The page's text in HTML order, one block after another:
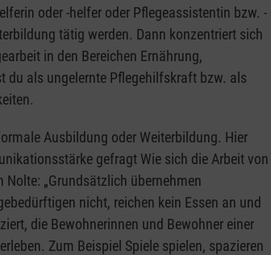
oder -helfer oder Pflegeassistentin bzw. -
tätig werden. Dann konzentriert sich
in den Bereichen Ernährung,
du als ungelernte Pflegehilfskraft bzw. als
Ausbildung oder Weiterbildung. Hier
gefragt Wie sich die Arbeit von
„Grundsätzlich übernehmen
nicht, reichen kein Essen an und
die Bewohnerinnen und Bewohner einer
Zum Beispiel Spiele spielen, spazieren